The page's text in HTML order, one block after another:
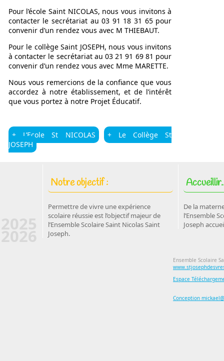
Pour l’école Saint NICOLAS, nous vous invitons à
contacter le secrétariat au 03 91 18 31 65 pour
convenir d’un rendez vous avec M THIEBAUT.
Pour le collège Saint JOSEPH, nous vous invitons
à contacter le secrétariat au 03 21 91 69 81 pour
convenir d’un rendez vous avec Mme MARETTE.
Nous vous remercions de la confiance que vous
accordez à notre établissement, et de l’intérêt
que vous portez à notre Projet Éducatif.
+ L’Ecole St NICOLAS
+ Le Collège St
JOSEPH
Notre objectif :
Permettre de vivre une expérience
scolaire réussie est l’objectif majeur de
l’Ensemble Scolaire Saint Nicolas Saint
Joseph.
De la
l’Ensemble
Joseph
Ensemble Scolaire
Espace
Conception